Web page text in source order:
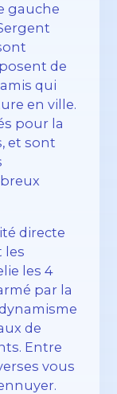
gauche
de
qui
en ville.
pour la
et sont
directe
les
les 4
par la
de
Entre
vous